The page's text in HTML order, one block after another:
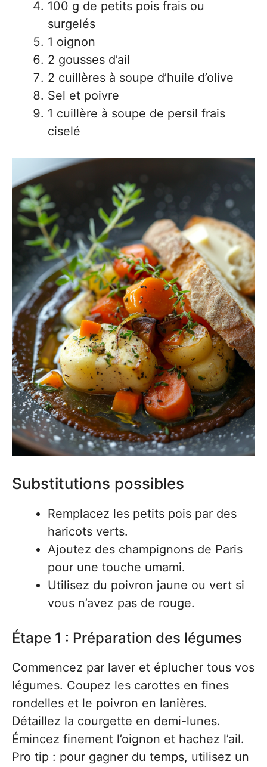
100 g de petits pois frais ou
surgelés
1 oignon
2 gousses d’ail
2 cuillères à soupe d’huile d’olive
Sel et poivre
1 cuillère à soupe de persil frais
ciselé
Substitutions possibles
Remplacez les petits pois par des
haricots verts.
Ajoutez des champignons de Paris
pour une touche umami.
Utilisez du poivron jaune ou vert si
vous n’avez pas de rouge.
Étape 1 : Préparation des légumes
Commencez par laver et éplucher tous vos
légumes. Coupez les carottes en fines
rondelles et le poivron en lanières.
Détaillez la courgette en demi-lunes.
Émincez finement l’oignon et hachez l’ail.
Pro tip : pour gagner du temps, utilisez un